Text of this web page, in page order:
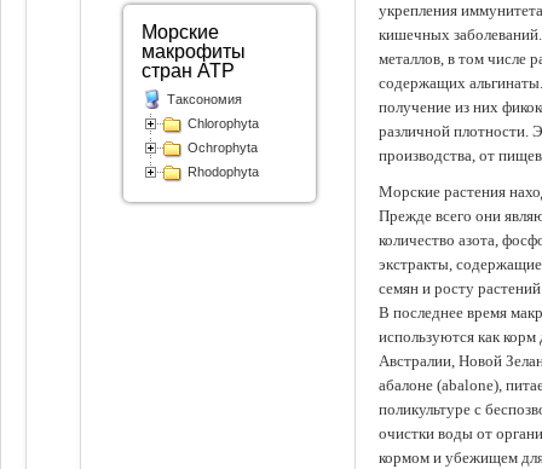
укрепления
кишечных
металлов, в том числе
содержащих
получение из них
различной плотности.
производства, от
Морские растения
Прежде всего они
количество азота,
экстракты,
семян и росту
В последнее время
используются как
Австралии, Новой
абалоне (abalone),
поликультуре с
очистки воды от
кормом и убежищем
Морские
макрофиты
стран АТР
Таксономия
Chlorophyta
Ochrophyta
Rhodophyta